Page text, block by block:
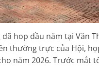
hop đầu năm tại Văn
thường trực của Hội,
năm 2026. Trước mắt